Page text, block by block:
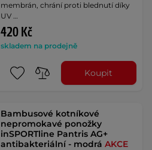
membrán, chrání proti blednutí díky
UV …
420 Kč
skladem na prodejně
Koupit
Bambusové kotníkové
nepromokavé ponožky
inSPORTline Pantris AG+
antibakteriální - modráAKCE